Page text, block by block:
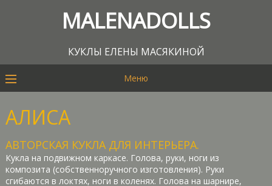
MALENADOLLS
КУКЛЫ ЕЛЕНЫ МАСЯКИНОЙ
Меню
АЛИСА
АВТОРСКАЯ КУКЛА ДЛЯ ИНТЕРЬЕРА.
Кукла на подвижном каркасе. Голова, руки, ноги из
композита (собственноручного изготовления). Руки
сгибаются в локтях, ноги в коленях. Голова на шарнире,